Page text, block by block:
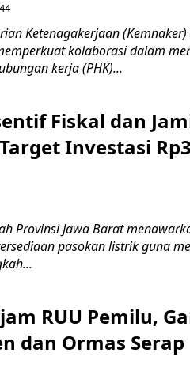
Ketenagakerjaan
kolaborasi dalam
kerja (PHK)...
Fiskal dan
Investasi
Provinsi Jawa Barat
pasokan listrik guna
RUU Pemilu,
dan Ormas Serap